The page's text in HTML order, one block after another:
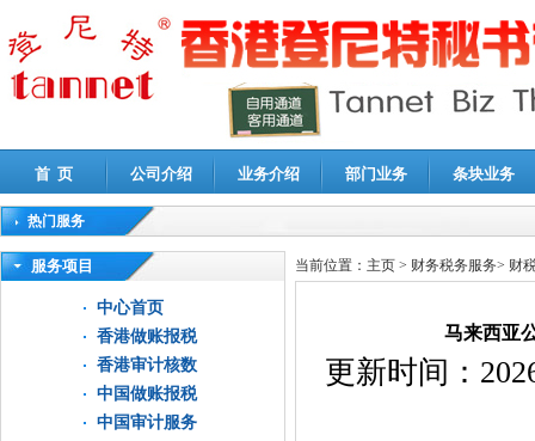
首 页 公司介绍 业务介绍 部门业务 条块业务
热门服务
高新技术企业认定审计|企业所得税汇算清缴申报鉴证
服务项目
中心首页
香港做账报税
香港审计核数
中国做账报税
中国审计服务
当前位置： 主页 > 财务税务服务> 财
马来西亚
更新时间：